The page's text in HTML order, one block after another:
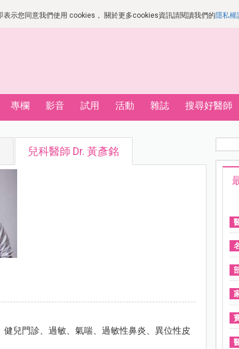
示您同意我們使用 cookies， 關於更多cookies資訊請閱讀我們的隱私權
專欄 影音 試用 活動 雜誌 搜尋好醫師
兒科醫師 Dr. 黃彥銘
兒門診、過敏、氣喘、過敏性鼻炎、異位性皮